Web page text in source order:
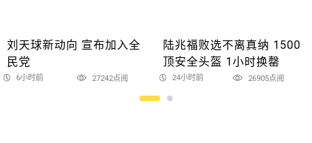
刘天球新动向 宣布加入全
民党
6小时前 27242点阅
陆兆福败选不离真纳 1500
顶安全头盔 1小时换罄
24小时前 26905点阅